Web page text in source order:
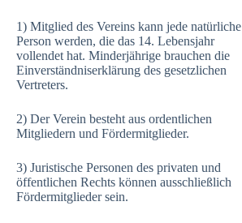
1) Mitglied des Vereins kann jede natürliche
Person werden, die das 14. Lebensjahr
vollendet hat. Minderjährige brauchen die
Einverständniserklärung des gesetzlichen
Vertreters.
2) Der Verein besteht aus ordentlichen
Mitgliedern und Fördermitglieder.
3) Juristische Personen des privaten und
öffentlichen Rechts können ausschließlich
Fördermitglieder sein.